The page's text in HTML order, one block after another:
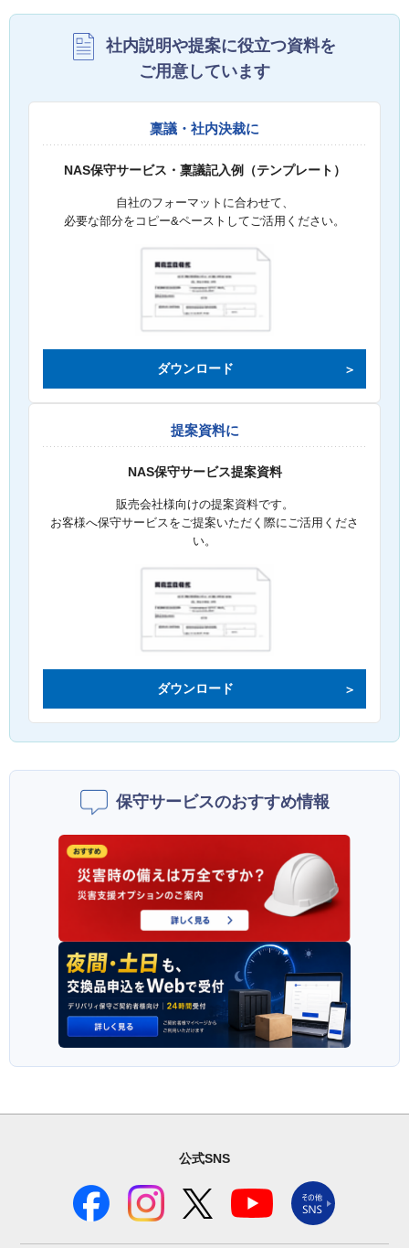
社内説明や提案に役立つ資料を
ご用意しています
稟議・社内決裁に
NAS保守サービス・稟議記入例（テンプレート）
自社のフォーマットに合わせて、
必要な部分をコピー&ペーストしてご活用ください。
ダウンロード
提案資料に
NAS保守サービス提案資料
販売会社様向けの提案資料です。
お客様へ保守サービスをご提案いただく際にご活用くださ
い。
ダウンロード
保守サービスのおすすめ情報
公式SNS